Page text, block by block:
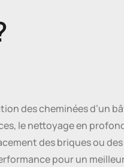
des cheminées d’un
le nettoyage en
des briques ou
pour un